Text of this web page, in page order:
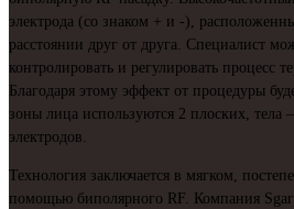
электрода (со знаком + и -),
расстоянии друг от друга. Специалист
контролировать и регулировать процесс
Благодаря этому эффект от процедуры
зоны лица используются 2 плоских, тела
электродов.
Технология заключается в мягком,
помощью биполярного RF. Компания